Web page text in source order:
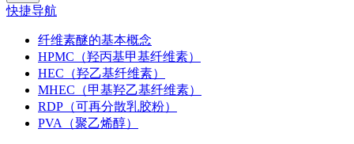
快捷导航
纤维素醚的基本概念
HPMC（羟丙基甲基纤维素）
HEC（羟乙基纤维素）
MHEC（甲基羟乙基纤维素）
RDP（可再分散乳胶粉）
PVA（聚乙烯醇）